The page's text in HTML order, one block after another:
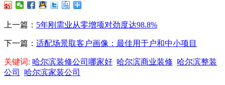
上一篇： 5年刚需业从零增项对劲度达98.8%
下一篇： 适配场景取客户画像：最佳用于户和中小项目
关键词: 哈尔滨装修公司哪家好 哈尔滨商业装修 哈尔滨整装
公司
哈尔滨家装公司